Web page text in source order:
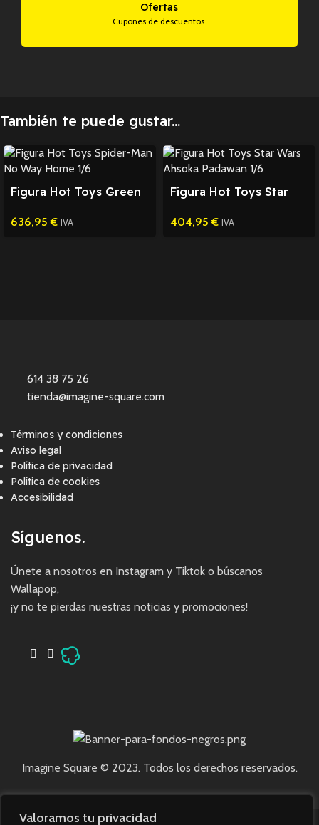
Valoramos tu privacidad
Ofertas
Cupones de descuentos.
También te puede gustar...
Figura Hot Toys Green
636,95€ IVA
Figura Hot Toys Star
1/6
404,95€ IVA
614 38 75 26
tienda@imagine-square.com
Términos y condiciones
Aviso legal
Política de privacidad
Política de cookies
Accesibilidad
Síguenos.
Únete a nosotros en Instagram y Tiktok o búscanos
Wallapop,
¡y no te pierdas nuestras noticias y promociones!
Imagine Square © 2023. Todos los derechos reservados.